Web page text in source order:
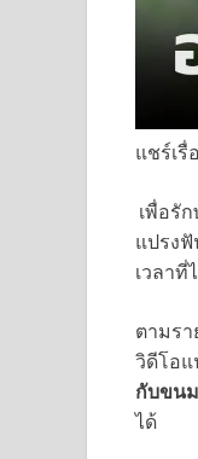
แชร์เรื่
เพื่อรั
แปรง
เวลา
ตามร
วิดีโอแ
กับขน
ได้